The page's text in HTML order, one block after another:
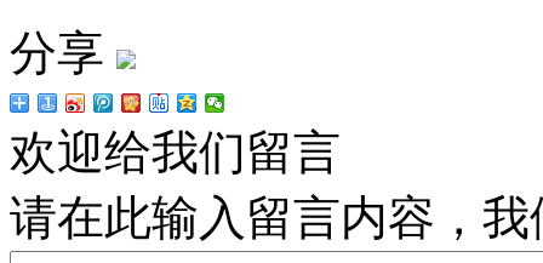
分享
欢迎给我们留言
请在此输入留言内容，